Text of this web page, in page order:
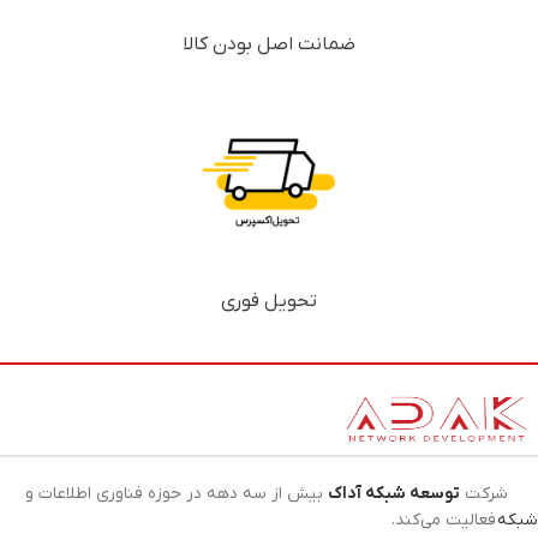
ضمانت اصل بودن کالا
تحویل فوری
شرکت توسعه شبکه آداک بیش از سه دهه در حوزه فناوری اطلاعات و
شبکهفعالیت می‌کند.